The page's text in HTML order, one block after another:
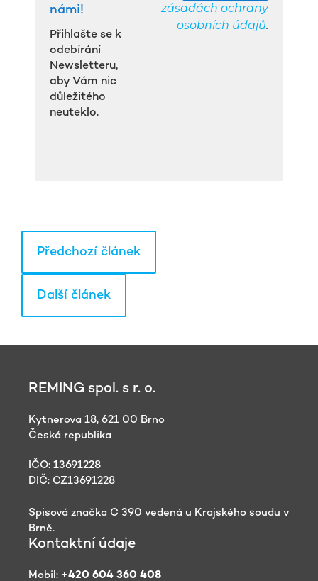
námi!
Přihlašte se k
odebírání
Newsletteru,
aby Vám nic
důležitého
neuteklo.
zásadách ochrany
osobních údajů.
Předchozí článek
Další článek
REMING spol. s r. o.
Kytnerova 18, 621 00 Brno
Česká republika
IČO: 13691228
DIČ: CZ13691228
Spisová značka C 390 vedená u Krajského soudu v
Brně.
Kontaktní údaje
Mobil: +420 604 360 408